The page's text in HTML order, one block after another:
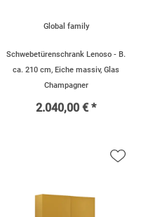
Global family
Schwebetürenschrank Lenoso - B.
ca. 210 cm, Eiche massiv, Glas
Champagner
2.040,00 € *